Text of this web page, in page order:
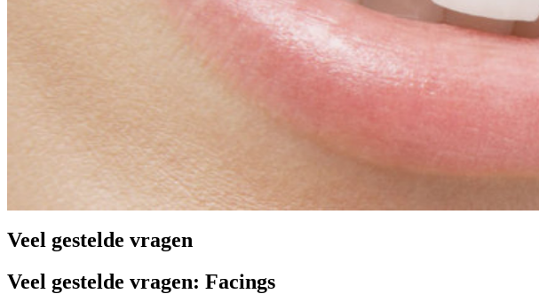
Veel gestelde vragen
Veel gestelde vragen: Facings